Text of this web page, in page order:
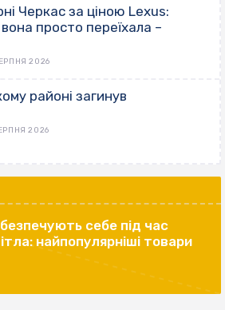
Черкас за ціною Lexus:
просто переїхала –
2026
районі загинув
2026
себе під час
найпопулярніші товари